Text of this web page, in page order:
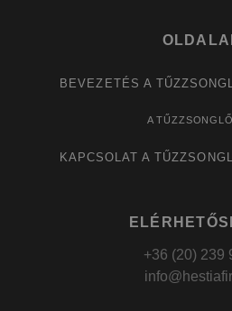
BEVEZETÉS A
A
KAPCSOLAT A
+36 (20) 239